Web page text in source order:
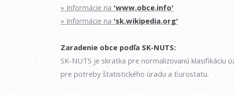
» Informácie na 'www.obce.info'
» Informácie na 'sk.wikipedia.org'
Zaradenie obce podľa SK-NUTS:
SK-NUTS je skratka pre normalizovanú klasifikáciu
pre potreby štatistického úradu a Eurostatu.